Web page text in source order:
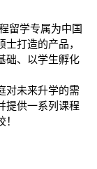
留学专属为中国
打造的产品，
础、以学生孵化
未来升学的需
提供一系列课程